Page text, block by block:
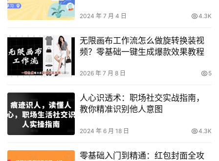
2024 年 7 月 4 日 4.3K
无限画布工作流怎么做旋转换装视
频？零基础一键生成爆款效果教程
2026 年 7 月 8 日 5
人心识透术：职场社交实战指南，
教你精准识别他人意图
2024 年 6 月 18 日 4.3K
零基础入门到精通：红包封面全攻